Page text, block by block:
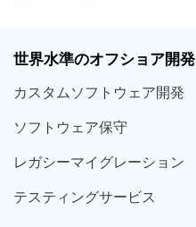
世界水準のオフショア開発
カスタムソフトウェア開発
ソフト ウェア保守
レガシーマイグレーション
テスティングサービス